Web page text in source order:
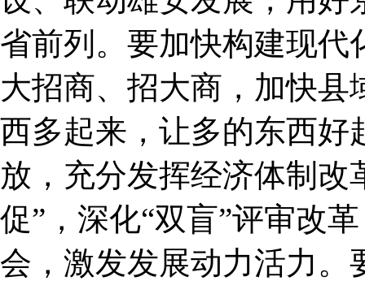
省前列。要加快构建现代
大招商、招大商，加快
西多起来，让多的东西好
放，充分发挥经济体制改
促”，深化“双盲”评审改
会，激发发展动力活力。